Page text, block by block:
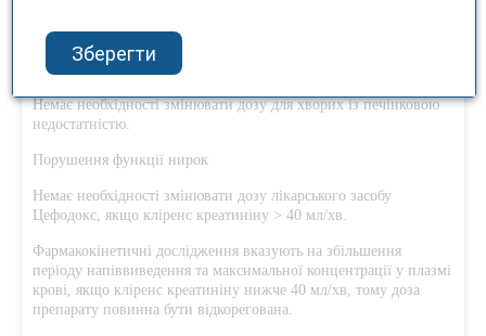
нормальною функцією нирок.
Порушення функції печінки
Немає необхідності змінювати дозу для хворих із печінковою
недостатністю.
Порушення функції нирок
Немає необхідності змінювати дозу лікарського засобу
Цефодокс, якщо кліренс креатиніну ˃ 40 мл/хв.
Фармакокінетичні дослідження вказують на збільшення
періоду напіввиведення та максимальної концентрації у плазмі
крові, якщо кліренс креатиніну нижче 40 мл/хв, тому доза
препарату повинна бути відкорегована.
Зберегти